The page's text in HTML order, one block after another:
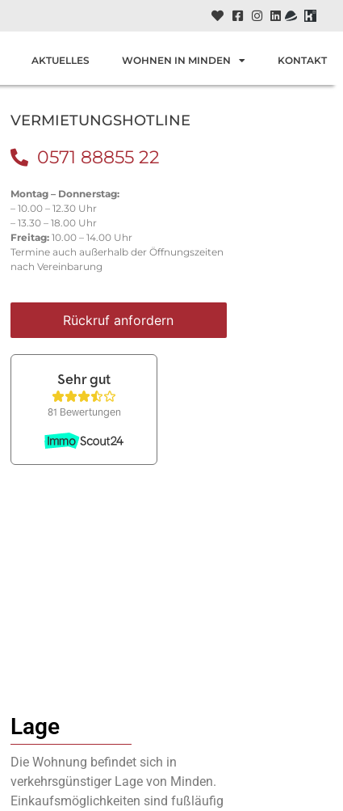
AKTUELLES WOHNEN IN MINDEN KONTAKT
VERMIETUNGSHOTLINE
0571 88855 22
Montag – Donnerstag:
– 10.00 – 12.30 Uhr
– 13.30 – 18.00 Uhr
Freitag: 10.00 – 14.00 Uhr
Termine auch außerhalb der Öffnungszeiten
nach Vereinbarung
Rückruf anfordern
Lage
Die Wohnung befindet sich in
verkehrsgünstiger Lage von Minden.
Einkaufsmöglichkeiten sind fußläufig